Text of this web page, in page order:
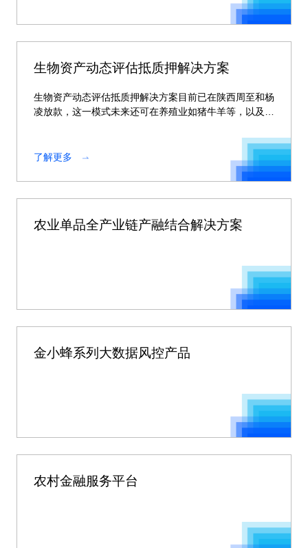
生物资产动态评估抵质押解决方案
生物资产动态评估抵质押解决方案目前已在陕西周至和杨
凌放款，这一模式未来还可在养殖业如猪牛羊等，以及种
了解更多
农业单品全产业链产融结合解决方案
金小蜂系列大数据风控产品
农村金融服务平台